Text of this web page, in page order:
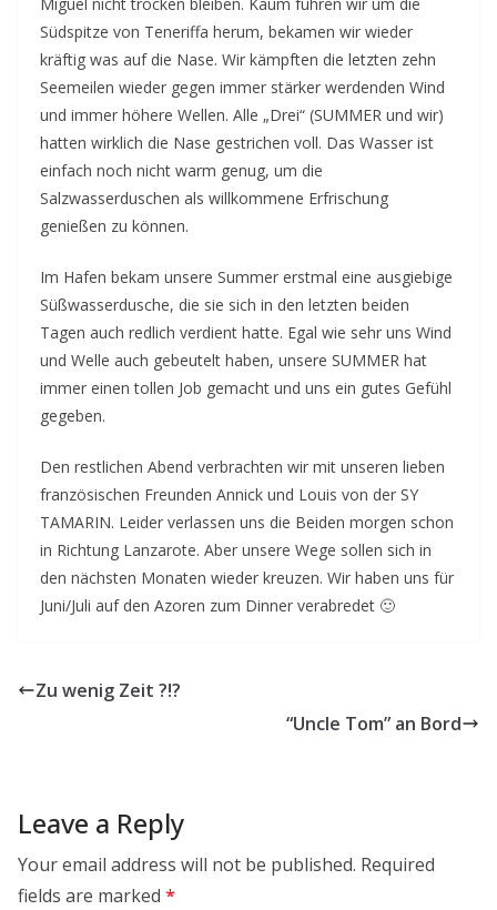
Südspitze von Teneriffa herum, bekamen wir wieder
kräftig was auf die Nase. Wir kämpften die letzten zehn
Seemeilen wieder gegen immer stärker werdenden Wind
und immer höhere Wellen. Alle „Drei“ (SUMMER und wir)
hatten wirklich die Nase gestrichen voll. Das Wasser ist
einfach noch nicht warm genug, um die
Salzwasserduschen als willkommene Erfrischung
genießen zu können.
Im Hafen bekam unsere Summer erstmal eine ausgiebige
Süßwasserdusche, die sie sich in den letzten beiden
Tagen auch redlich verdient hatte. Egal wie sehr uns Wind
und Welle auch gebeutelt haben, unsere SUMMER hat
immer einen tollen Job gemacht und uns ein gutes Gefühl
gegeben.
Den restlichen Abend verbrachten wir mit unseren lieben
französischen Freunden Annick und Louis von der SY
TAMARIN. Leider verlassen uns die Beiden morgen schon
in Richtung Lanzarote. Aber unsere Wege sollen sich in
den nächsten Monaten wieder kreuzen. Wir haben uns für
Juni/Juli auf den Azoren zum Dinner verabredet 🙂
Zu wenig Zeit ?!?
“Uncle Tom” an Bord
Leave a Reply
Your email address will not be published. Required
fields are marked *